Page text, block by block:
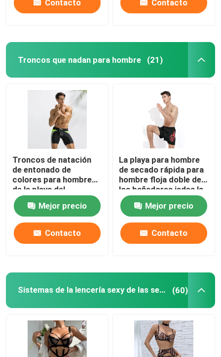
Contacto Contacto
Troncos que nadan para hombre (21)
Troncos de natación
de entonado de
colores para hombre
de la playa del
boxeador de los
troncos que nadan de
la prenda impermeable
Mejor precio
Contacto
La playa para hombre
de secado rápida para
hombre floja doble de
los bañadores jadea la
natación de las aguas
termalesMejor precio
Contacto
Sistemas de la lencería sexy de las señoras (60)